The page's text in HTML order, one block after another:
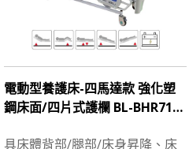
電動型養護床-四馬達款 強化塑
鋼床面/四片式護欄 BL-BHR71
具床體背部/腿部/床身昇降、床